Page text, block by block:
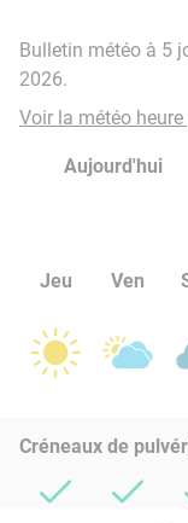
Bulletin météo à 5
2026.
Voir la météo
Aujourd'hui
Jeu Ven
Créneaux de